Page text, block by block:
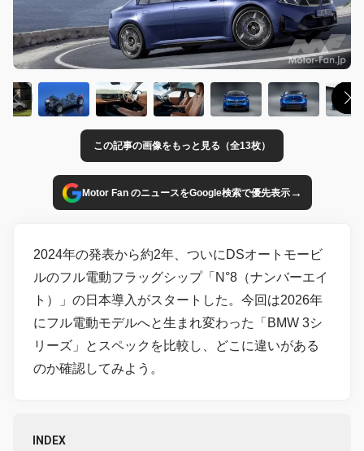
この記事の画像をもっと見る（全13枚）
Motor Fan のニュースをGoogle検索で優先表示→
2024年の発表から約2年、ついにDSオートモービ
ルのフル電動フラッグシップ「N°8（ナンバーエイ
ト）」の日本導入がスタートした。今回は2026年
にフル電動モデルへと生まれ変わった「BMW 3シ
リーズ」とスペックを比較し、どこに違いがある
のか確認してみよう。
INDEX